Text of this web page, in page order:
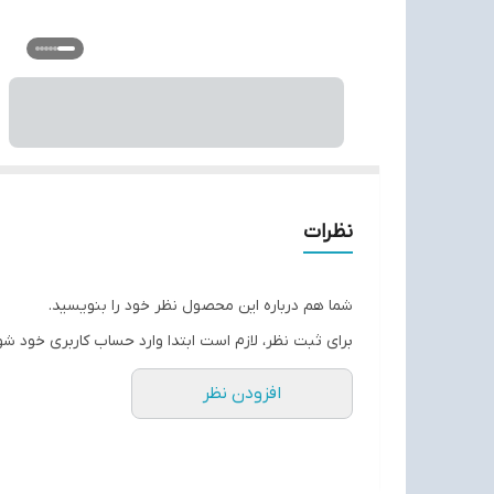
نظرات
شما هم درباره این محصول نظر خود را بنویسید.
برای ثبت نظر، لازم است ابتدا وارد حساب کاربری خود
افزودن نظر